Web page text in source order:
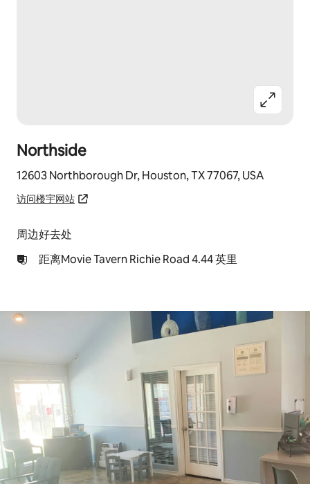
Northside
12603 Northborough Dr, Houston, TX 77067, USA
访问楼宇网站
周边好去处
距离Movie Tavern Richie Road 4.44 英里